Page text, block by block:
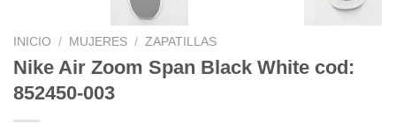
INICIO / MUJERES / ZAPATILLAS
Nike Air Zoom Span Black White cod:
852450-003